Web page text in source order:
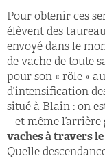
Pour obtenir ces
élèvent des
envoyé dans le
de vache de toute
pour son « rôle »
d’intensification
situé à Blain : on
– et même
vaches à travers
Quelle